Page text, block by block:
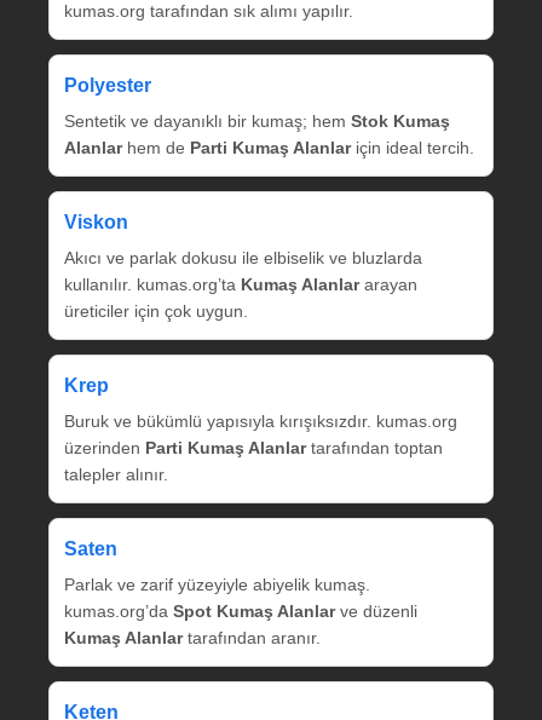
kumas.org tarafından sık alımı yapılır.
Polyester
Sentetik ve dayanıklı bir kumaş; hem Stok Kumaş
Alanlarhem de Parti Kumaş Alanlariçin ideal tercih.
Viskon
Akıcı ve parlak dokusu ile elbiselik ve bluzlarda
kullanılır. kumas.org’ta Kumaş Alanlararayan
üreticiler için çok uygun.
Krep
Buruk ve bükümlü yapısıyla kırışıksızdır. kumas.org
üzerinden Parti Kumaş Alanlartarafından toptan
talepler alınır.
Saten
Parlak ve zarif yüzeyiyle abiyelik kumaş.
kumas.org’da Spot Kumaş Alanlarve düzenli
Kumaş Alanlartarafından aranır.
Keten